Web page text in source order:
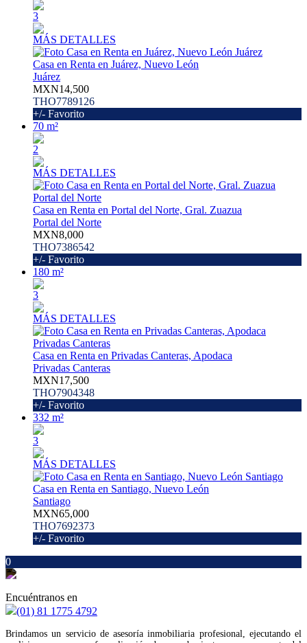
3
MÁS DETALLES
Casa en Renta en Juárez, Nuevo León
Juárez
MXN14,500
THO7789126
+/- Favorito
70 m²
2
MÁS DETALLES
Casa en Renta en Portal del Norte, Gral. Zuazua
Portal del Norte
MXN8,000
THO7386542
+/- Favorito
180 m²
3
MÁS DETALLES
Casa en Renta en Privadas Canteras, Apodaca
Privadas Canteras
MXN17,500
THO7904348
+/- Favorito
332 m²
3
MÁS DETALLES
Casa en Renta en Santiago, Nuevo León
Santiago
MXN65,000
THO7692373
+/- Favorito
0
Encuéntranos en
(01) 81 1775 4792
Brindamos un servicio de asesoría inmobiliaria profesional, ejecutando el